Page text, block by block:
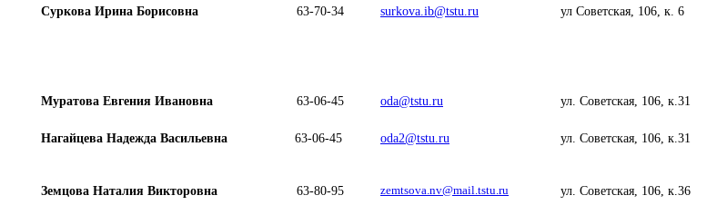
Суркова Ирина Борисовна 63-70-34 surkova.ib@tstu.ru ул Советская, 106, к. 6
Муратова Евгения Ивановна 63-06-45 oda@tstu.ru ул. Советская, 106, к.31
Нагайцева Надежда Васильевна 63-06-45 oda2@tstu.ru ул. Советская, 106, к.31
Земцова Наталия Викторовна 63-80-95 zemtsova.nv@mail.tstu.ru ул. Советская, 106, к.36